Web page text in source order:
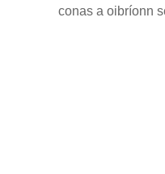
conas a oibríonn